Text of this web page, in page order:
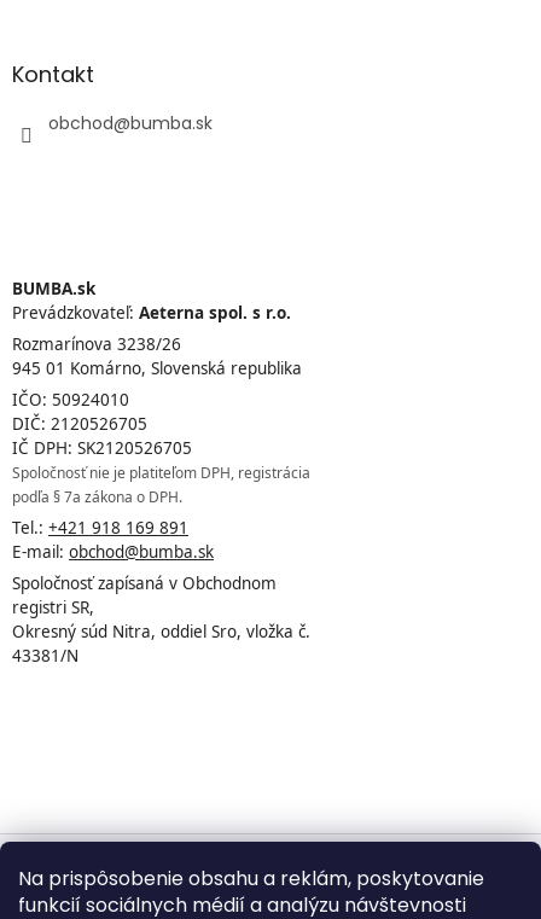
Na prispôsobenie obsahu a reklám, poskytovanie
funkcií sociálnych médií a analýzu návštevnosti
Kontakt
obchod@bumba.sk
BUMBA.sk
Prevádzkovateľ: Aeterna spol. s r.o.
Rozmarínova 3238/26
945 01 Komárno, Slovenská republika
IČO: 50924010
DIČ: 2120526705
IČ DPH: SK2120526705
Spoločnosť nie je platiteľom DPH, registrácia
podľa § 7a zákona o DPH.
Tel.: +421 918 169 891
E-mail: obchod@bumba.sk
Spoločnosť zapísaná v Obchodnom
registri SR,
Okresný súd Nitra, oddiel Sro, vložka č.
43381/N
Vytvoril Shoptet